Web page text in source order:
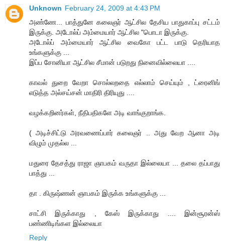
Unknown February 24, 2009 at 4:43 PM
அண்ணே... பாத்துனே கலைஞர் ஆட்சில தேசிய பாதுகாப்பு சட்டம்
இருக்கு. அடோல்ப் அம்மையார் ஆட்சில "பொடா இருக்கு.
அடோல்ப் அம்மையார் ஆட்சில வைகோ பட்ட பாடு தெரியாத
உங்களுக்கு ...
இப்ப சோனியா ஆட்சில சீமான் படுறது நினைவில்லையா ....
காவல் துறை வேறா சொல்லறதை எல்லாம் செய்யும் , ட்ரைனிங்
எடுத்த அல்சய்சன் மாதிரி திரியுது ....
வழக்கறினர்கள், நீதிபதிகளே அடி வாங்குறாங்க.
( அடிச்சிட்டு அரவணைப்பார் கலைஞர் .. அது வேற ஆனா அடி
விழும் முதல்ல ...
மதுரை தேசத்து ராஜா ஞாபகம் வருதா இல்லையா ... தலை தப்பாது
பாத்து ...
தா . கிருஷ்ணன் ஞாபகம் இருக்க உங்களுக்கு ...
சாட்சி இருக்காது , கேஸ் இருக்காது .... இன்சூரன்ஸ்
பண்ணிடிங்கள இல்லையா
Reply